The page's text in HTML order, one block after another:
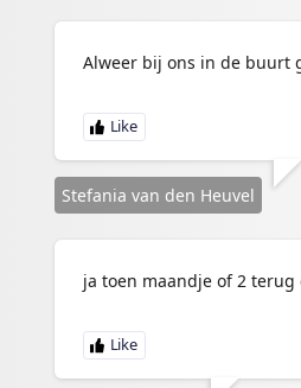
Alweer bij ons in de buurt
Stefania van den Heuvel
ja toen maandje of 2